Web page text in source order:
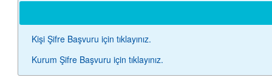
Kişi Şifre Başvuru için tıklayınız.
Kurum Şifre Başvuru için tıklayınız.